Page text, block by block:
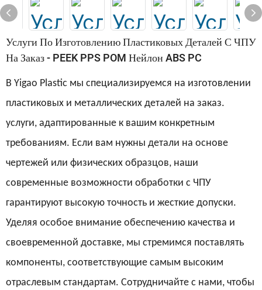
Услуги По Изготовлению Пластиковых Деталей С ЧПУ
На Заказ - PEEK PPS POM Нейлон ABS PC
В Yigao Plastic мы специализируемся на изготовлении
пластиковых и металлических деталей на заказ.
услуги, адаптированные к вашим конкретным
требованиям. Если вам нужны детали на основе
чертежей или физических образцов, наши
современные возможности обработки с ЧПУ
гарантируют высокую точность и жесткие допуски.
Уделяя особое внимание обеспечению качества и
своевременной доставке, мы стремимся поставлять
компоненты, соответствующие самым высоким
отраслевым стандартам. Сотрудничайте с нами, чтобы